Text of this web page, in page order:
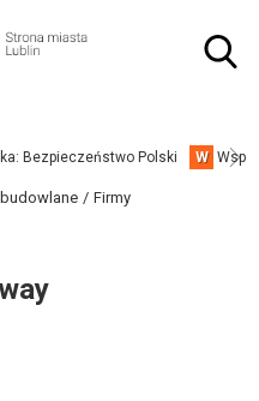
Bezpieczeństwo Polski W
Firmy